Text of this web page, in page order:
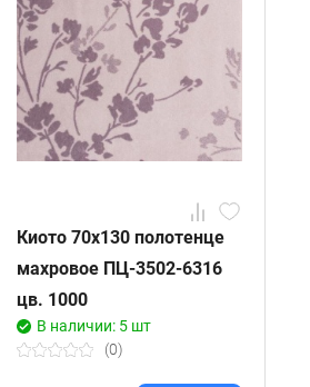
Киото 70х130 полотенце
махровое ПЦ-3502-6316
цв. 1000
В наличии: 5 шт
(0)